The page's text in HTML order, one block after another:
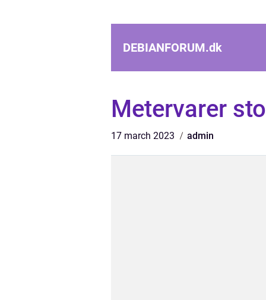
DEBIANFORUM.dk
Metervarer
17 march 2023 admin